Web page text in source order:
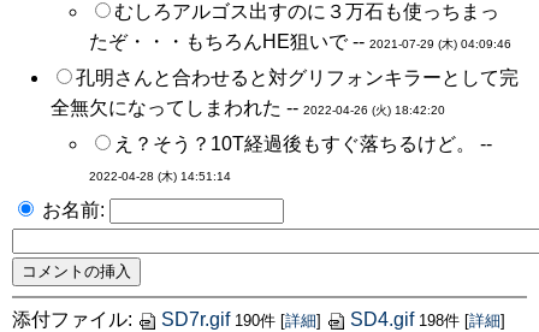
むしろアルゴス出すのに３万石も使っちまっ
たぞ・・・もちろんHE狙いで -- 2021-07-29 (木) 04:09:46
孔明さんと合わせると対グリフォンキラーとして完
全無欠になってしまわれた -- 2022-04-26 (火) 18:42:20
え？そう？10T経過後もすぐ落ちるけど。 --
2022-04-28 (木) 14:51:14
お名前:
添付ファイル: SD7r.gif 190件 [詳細] SD4.gif 198件 [詳細]